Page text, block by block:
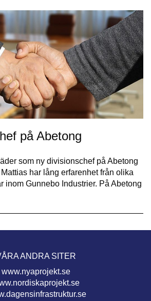
på Abetong
som ny divisionschef på Abetong
har lång erfarenhet från olika
inom Gunnebo Industrier. På Abetong
ANDRA SITER
www.nyaprojekt.se